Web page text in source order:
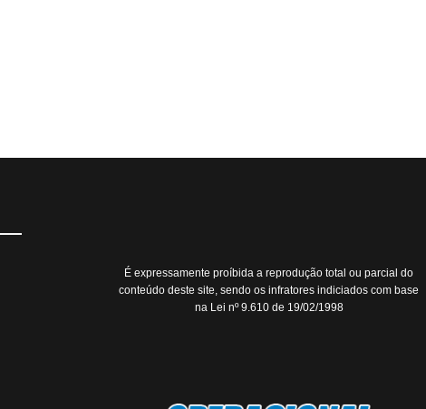
É expressamente proíbida a reprodução total ou parcial do
conteúdo deste site, sendo os infratores indiciados com base
na Lei nº 9.610 de 19/02/1998